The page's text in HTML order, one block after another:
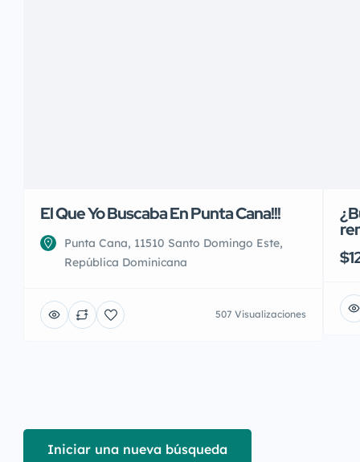
El Que Yo Buscaba En Punta Cana!!!
Punta Cana, 11510 Santo Domingo Este,
República Dominicana
507 Visualizaciones
Iniciar una nueva búsqueda